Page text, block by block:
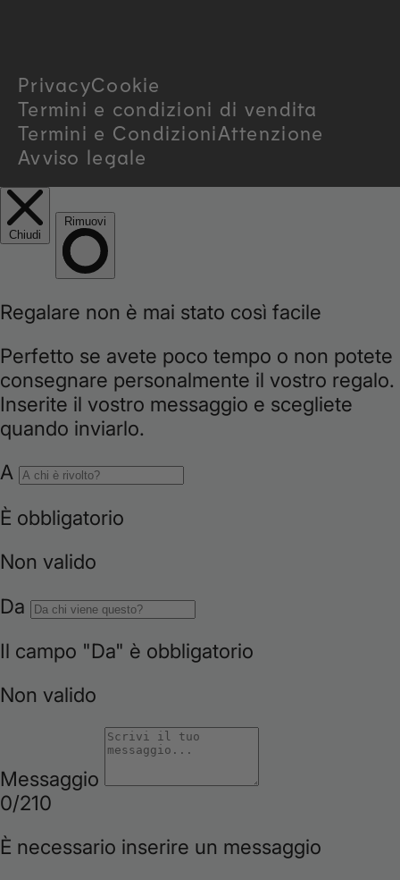
y
/
r
e
g
i
o
n
PrivacyCookie
Termini e condizioni di vendita
Termini e CondizioniAttenzione
Avviso legale